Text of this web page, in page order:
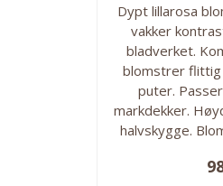
Dypt lillarosa
vakker
bladverket.
blomstrer flittig
puter.
markdekker.
halvskygge.